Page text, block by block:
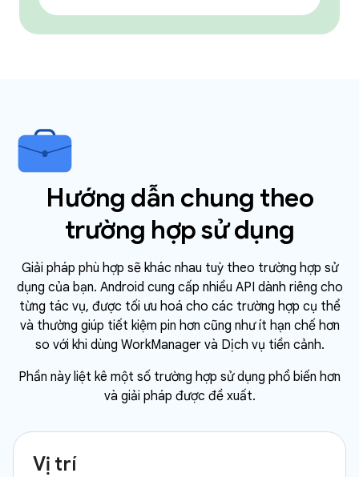
Hướng dẫn chung theo
trường hợp sử dụng
Giải pháp phù hợp sẽ khác nhau tuỳ theo trường hợp sử
dụng của bạn. Android cung cấp nhiều API dành riêng cho
từng tác vụ, được tối ưu hoá cho các trường hợp cụ thể
và thường giúp tiết kiệm pin hơn cũng như ít hạn chế hơn
so với khi dùng WorkManager và Dịch vụ tiền cảnh.
Phần này liệt kê một số trường hợp sử dụng phổ biến hơn
và giải pháp được đề xuất.
Vị trí